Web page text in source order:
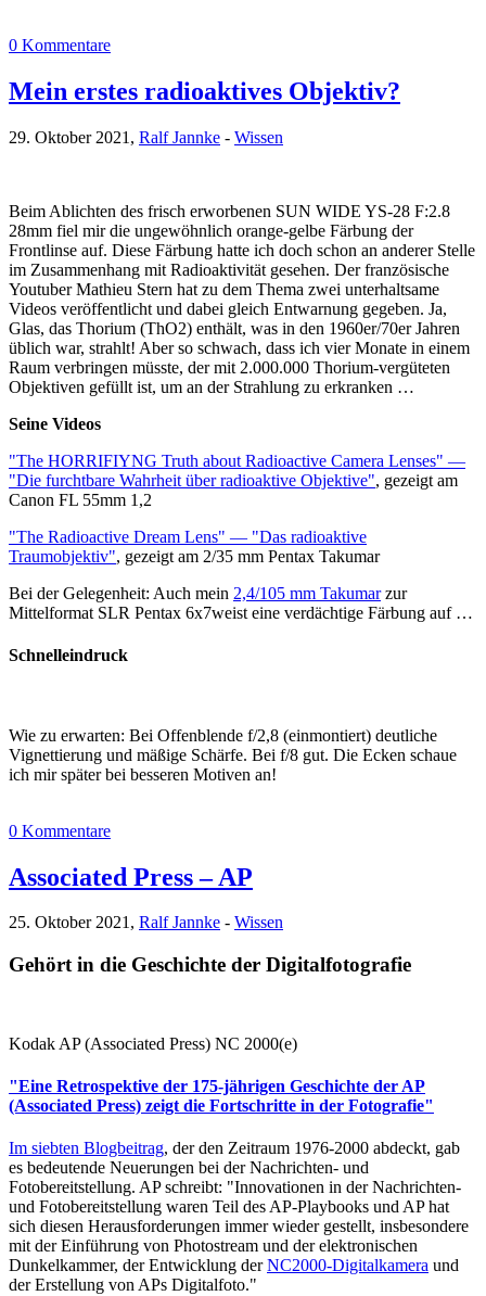
0 Kommentare
Mein erstes radioaktives Objektiv?
29. Oktober 2021, Ralf Jannke - Wissen
Beim Ablichten des frisch erworbenen SUN WIDE YS-28 F:2.8
28mm fiel mir die ungewöhnlich orange-gelbe Färbung der
Frontlinse auf. Diese Färbung hatte ich doch schon an anderer Stelle
im Zusammenhang mit Radioaktivität gesehen. Der französische
Youtuber Mathieu Stern hat zu dem Thema zwei unterhaltsame
Videos veröffentlicht und dabei gleich Entwarnung gegeben. Ja,
Glas, das Thorium (ThO2) enthält, was in den 1960er/70er Jahren
üblich war, strahlt! Aber so schwach, dass ich vier Monate in einem
Raum verbringen müsste, der mit 2.000.000 Thorium-vergüteten
Objektiven gefüllt ist, um an der Strahlung zu erkranken …
Seine Videos
"The HORRIFIYNG Truth about Radioactive Camera Lenses" —
"Die furchtbare Wahrheit über radioaktive Objektive", gezeigt am
Canon FL 55mm 1,2
"The Radioactive Dream Lens" — "Das radioaktive
Traumobjektiv", gezeigt am 2/35 mm Pentax Takumar
Bei der Gelegenheit: Auch mein 2,4/105 mm Takumarzur
Mittelformat SLR Pentax 6x7weist eine verdächtige Färbung auf …
Schnelleindruck
Wie zu erwarten: Bei Offenblende f/2,8 (einmontiert) deutliche
Vignettierung und mäßige Schärfe. Bei f/8 gut. Die Ecken schaue
ich mir später bei besseren Motiven an!
0 Kommentare
Associated Press – AP
25. Oktober 2021, Ralf Jannke - Wissen
Gehört in die Geschichte der Digitalfotografie
Kodak AP (Associated Press) NC 2000(e)
"Eine Retrospektive der 175-jährigen Geschichte der AP
(Associated Press) zeigt die Fortschritte in der Fotografie"
Im siebten Blogbeitrag, der den Zeitraum 1976-2000 abdeckt, gab
es bedeutende Neuerungen bei der Nachrichten- und
Fotobereitstellung. AP schreibt: "Innovationen in der Nachrichten-
und Fotobereitstellung waren Teil des AP-Playbooks und AP hat
sich diesen Herausforderungen immer wieder gestellt, insbesondere
mit der Einführung von Photostream und der elektronischen
Dunkelkammer, der Entwicklung derNC2000-Digitalkamera und
der Erstellung von APs Digitalfoto."